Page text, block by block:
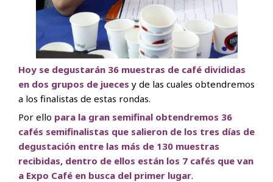
Hoy se degustarán 36 muestras de café divididas
en dos grupos de jueces y de las cuales obtendremos
a los finalistas de estas rondas.
Por ello para la gran semifinal obtendremos 36
cafés semifinalistas que salieron de los tres días de
degustación entre las más de 130 muestras
recibidas, dentro de ellos están los 7 cafés que van
a Expo Café en busca del primer lugar.